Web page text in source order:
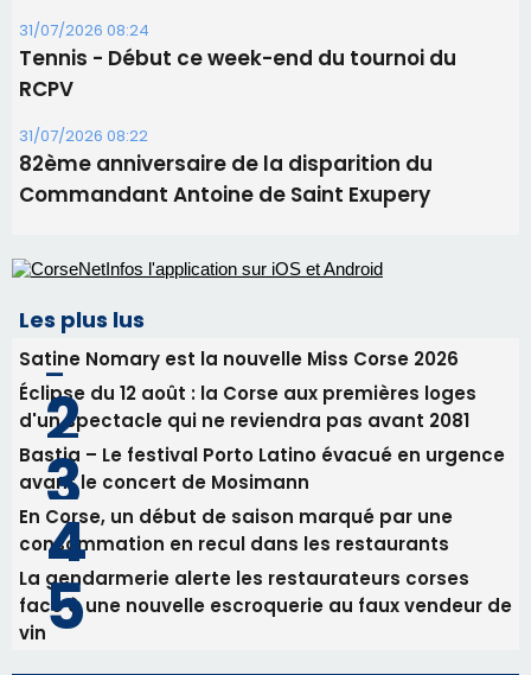
31/07/2026 08:24
Tennis - Début ce week-end du tournoi du
RCPV
31/07/2026 08:22
82ème anniversaire de la disparition du
Commandant Antoine de Saint Exupery
Les plus lus
Satine Nomary est la nouvelle Miss Corse 2026
Éclipse du 12 août : la Corse aux premières loges
d'un spectacle qui ne reviendra pas avant 2081
Bastia – Le festival Porto Latino évacué en urgence
avant le concert de Mosimann
En Corse, un début de saison marqué par une
consommation en recul dans les restaurants
La gendarmerie alerte les restaurateurs corses
face à une nouvelle escroquerie au faux vendeur de
vin